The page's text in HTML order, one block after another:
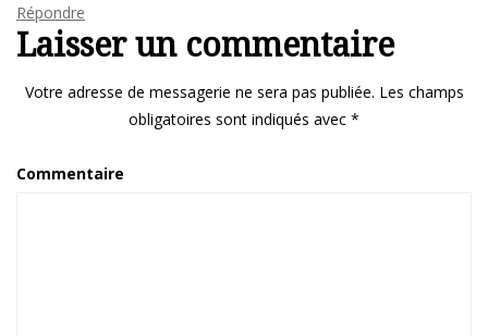
Répondre
Laisser un commentaire
Votre adresse de messagerie ne sera pas publiée. Les champs
obligatoires sont indiqués avec *
Commentaire